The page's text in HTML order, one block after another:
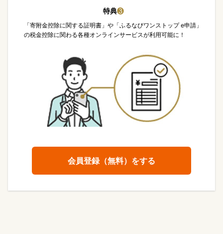
特典❸
「寄附金控除に関する証明書」や「ふるなびワンストップ e申請」
の税金控除に関わる各種オンラインサービスが利用可能に！
会員登録（無料）をする